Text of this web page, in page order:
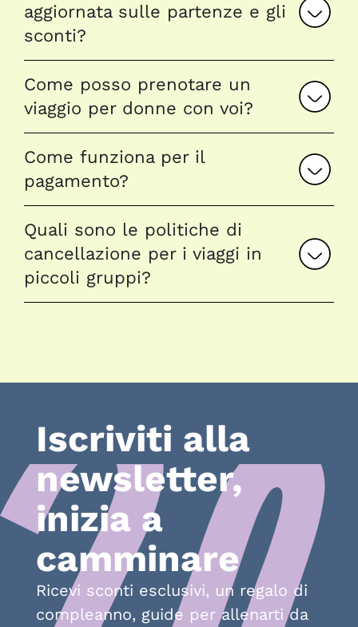
aggiornata sulle partenze e gli
sconti?
Come posso prenotare un
viaggio per donne con voi?
Come funziona per il
pagamento?
Quali sono le politiche di
cancellazione per i viaggi in
piccoli gruppi?
Iscriviti alla
newsletter,
inizia a
camminare
Ricevi sconti esclusivi, un regalo di
compleanno, guide per allenarti da